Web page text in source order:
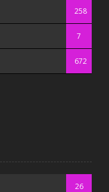
258
7
672
26